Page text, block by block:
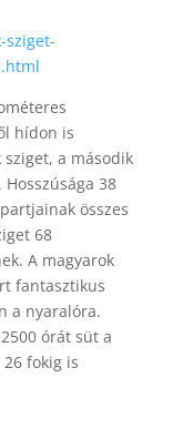
hídon is
a második
38
összes
68
A magyarok
fantasztikus
a nyaralóra.
órát süt a
fokig is